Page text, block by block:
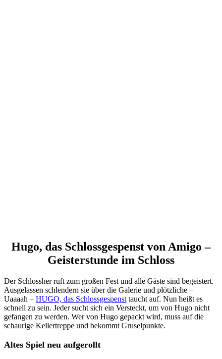
Hugo, das Schlossgespenst von Amigo –
Geisterstunde im Schloss
Der Schlossher ruft zum großen Fest und alle Gäste sind begeistert.
Ausgelassen schlendern sie über die Galerie und plötzliche –
Uaaaah – HUGO, das Schlossgespenst taucht auf. Nun heißt es
schnell zu sein. Jeder sucht sich ein Versteckt, um von Hugo nicht
gefangen zu werden. Wer von Hugo gepackt wird, muss auf die
schaurige Kellertreppe und bekommt Gruselpunkte.
Altes Spiel neu aufgerollt